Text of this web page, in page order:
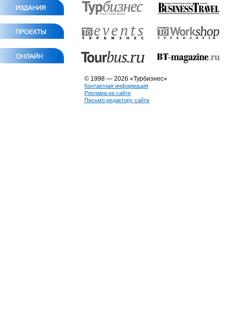
© 1998 — 2026 «Турбизнес»
Контактная информация
Реклама на сайте
Письмо редактору сайта